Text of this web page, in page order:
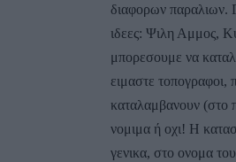
διαφορων παραλιων.
ιδεες: Ψιλη Αμμος,
μπορεσουμε να
ειμαστε τοπογραφοι,
καταλαμβανουν (στο
νομιμα ή οχι! Η
γενικα, στο ονομα